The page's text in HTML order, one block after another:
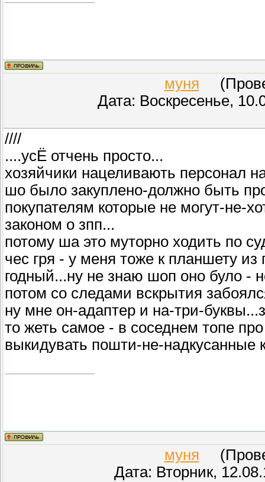
муня
Дата: Воскресенье,
////
....усЁ отчень просто...
хозяйчики нацеливають персонал
шо было закуплено-должно быть
покупателям которые не могут-не-
законом о зпп...
потому ша это муторно ходить по
чес гря - у меня тоже к планшету из
годный...ну не знаю шоп оно було -
потом со следами вскрытия
ну мне он-адаптер и на-три-
то жеть самое - в соседнем топе
выкидувать пошти-не-надкусанные
муня
Дата: Вторник,